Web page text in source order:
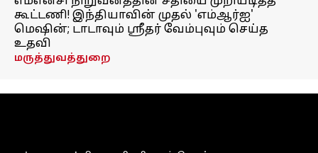
கூட்டணி! இந்தியாவின் முதல் 'எம்ஆர்ஐ'
மெஷின்; டாடாவும் ஸ்ரீதர் வேம்புவும் செய்த
உதவி
மருத்துவத்துறை